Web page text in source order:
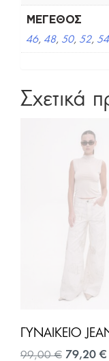
ΜΈΓΕΘΟΣ
46, 48, 50, 52, 54
Σχετικά
99,00€ Original
79,20€Η